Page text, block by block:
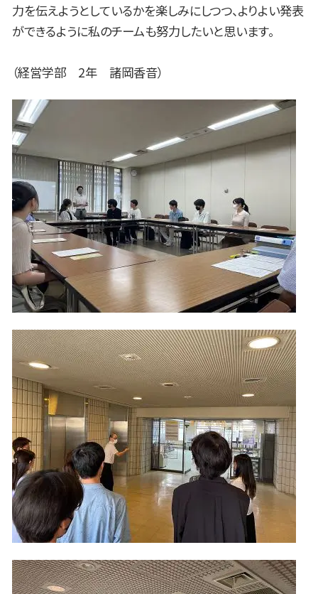
力を伝えようとしているかを楽しみにしつつ、よりよい発表
ができるように私のチームも努力したいと思います。
（経営学部 2年 諸岡香音）